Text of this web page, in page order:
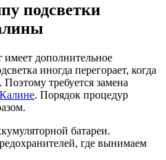
подсветки
дополнительное
иногда перегорает, когда
требуется замена
. Порядок процедур
батареи.
где вынимаем